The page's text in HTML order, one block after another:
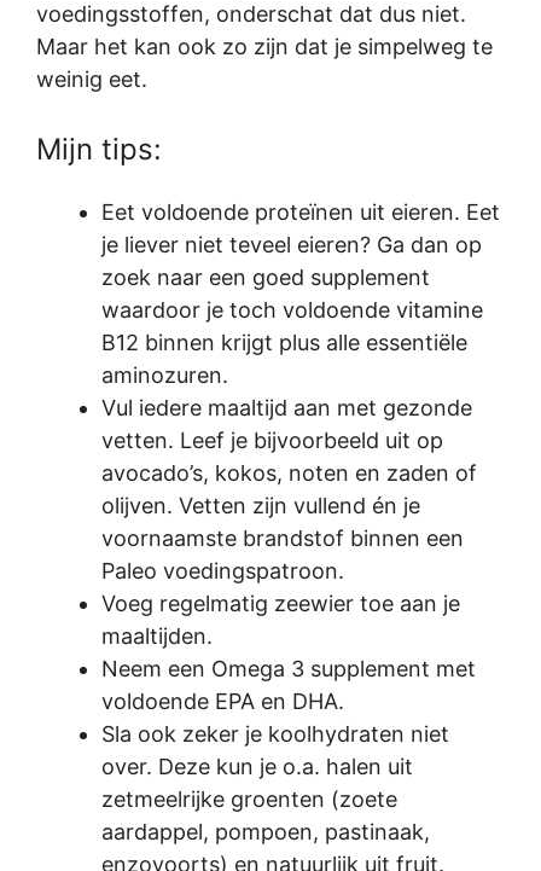
voedingsstoffen, onderschat dat dus niet.
Maar het kan ook zo zijn dat je simpelweg te
weinig eet.
Mijn tips:
Eet voldoende proteïnen uit eieren. Eet
je liever niet teveel eieren? Ga dan op
zoek naar een goed supplement
waardoor je toch voldoende vitamine
B12 binnen krijgt plus alle essentiële
aminozuren.
Vul iedere maaltijd aan met gezonde
vetten. Leef je bijvoorbeeld uit op
avocado’s, kokos, noten en zaden of
olijven. Vetten zijn vullend én je
voornaamste brandstof binnen een
Paleo voedingspatroon.
Voeg regelmatig zeewier toe aan je
maaltijden.
Neem een Omega 3 supplement met
voldoende EPA en DHA.
Sla ook zeker je koolhydraten niet
over. Deze kun je o.a. halen uit
zetmeelrijke groenten (zoete
aardappel, pompoen, pastinaak,
enzovoorts) en natuurlijk uit fruit.